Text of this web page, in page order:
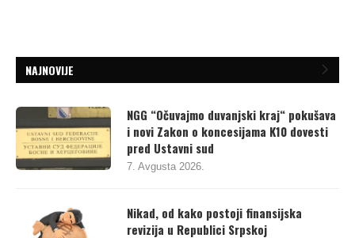
NAJNOVIJE
NGG “Očuvajmo duvanjski kraj“ pokušava
i novi Zakon o koncesijama K10 dovesti
pred Ustavni sud
Nikad, od kako postoji finansijska